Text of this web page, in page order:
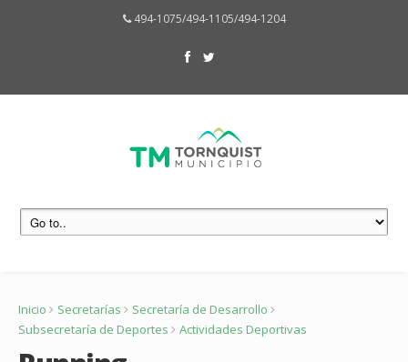
494-1075/494-1105/494-1204
Inicio Secretarías
Secretaría de Desarrollo
Subsecretaría de Deportes
Actividades Deportivas